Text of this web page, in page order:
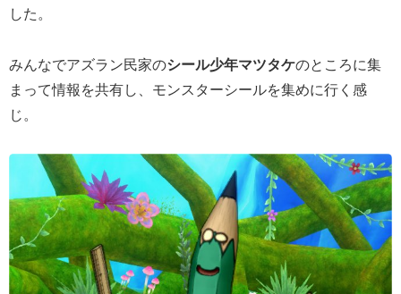
した。
みんなでアズラン民家のシール少年マツタケのところに集
まって情報を共有し、モンスターシールを集めに行く感
じ。